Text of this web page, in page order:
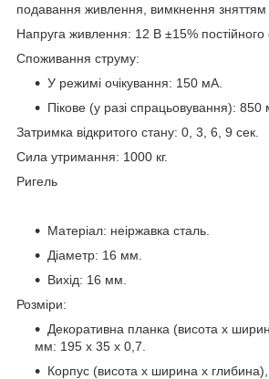
подавання живлення, вимкнення зняттям
Напруга живлення: 12 В ±15% постійного
Споживання струму:
У режимі очікування: 150 мА.
Пікове (у разі спрацьовування): 850
Затримка відкритого стану: 0, 3, 6, 9 сек.
Сила утримання: 1000 кг.
Ригель
Матеріал: неіржавка сталь.
Діаметр: 16 мм.
Вихід: 16 мм.
Розміри:
Декоративна планка (висота х
мм: 195 х 35 х 0,7.
Корпус (висота х ширина х